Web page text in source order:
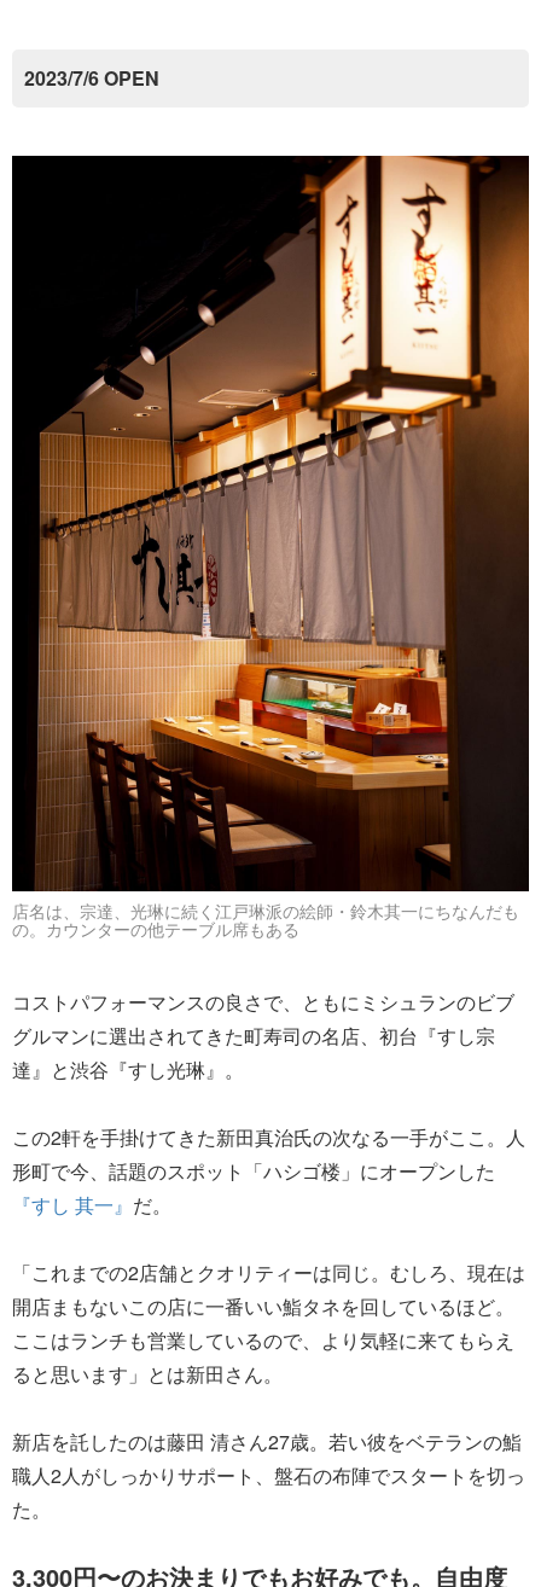
2023/7/6 OPEN
店名は、宗達、光琳に続く江戸琳派の絵師・鈴木其一にちなんだも
の。カウンターの他テーブル席もある
コストパフォーマンスの良さで、ともにミシュランのビブ
グルマンに選出されてきた町寿司の名店、初台『すし宗
達』と渋谷『すし光琳』。
この2軒を手掛けてきた新田真治氏の次なる一手がここ。人
形町で今、話題のスポット「ハシゴ楼」にオープンした
『すし 其一』 だ。
「これまでの2店舗とクオリティーは同じ。むしろ、現在は
開店まもないこの店に一番いい鮨タネを回しているほど。
ここはランチも営業しているので、より気軽に来てもらえ
ると思います」とは新田さん。
新店を託したのは藤田 清さん27歳。若い彼をベテランの鮨
職人2人がしっかりサポート、盤石の布陣でスタートを切っ
た。
3,300円〜のお決まりでもお好みでも。自由度